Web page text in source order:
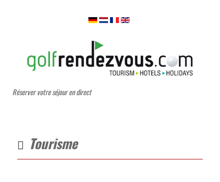
Réserver votre séjour en direct
Tourisme